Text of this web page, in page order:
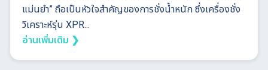
แม่นยำ” ถือเป็นหัวใจสำคัญของการชั่งน้ำหนัก ซึ่งเครื่องชั่ง
วิเคราะห์รุ่น XPR...
อ่านเพิ่มเติม ❯